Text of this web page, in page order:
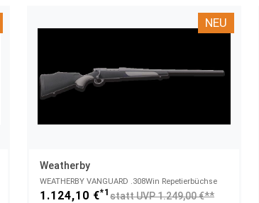
NEU
Weatherby
WEATHERBY VANGUARD​ .308Win Repetierbüchse
1.124,10 €*1 statt UVP 1.249,00 €**